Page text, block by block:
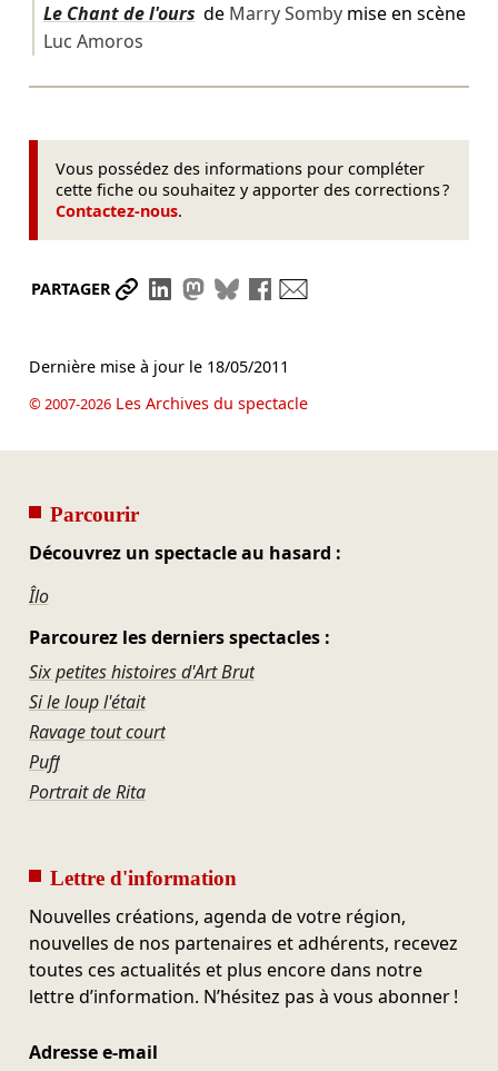
Le Chant de l'ours de Marry Sombymise en scène
Luc Amoros
Vous possédez des informations pour compléter
cette fiche ou souhaitez y apporter des corrections ?
Contactez-nous.
PARTAGER Partager le lien
Partager sur LinkedIn
Partager sur Mastodon
Partager sur Bluesky
Partager sur Facebook
Dernière mise à jour le 18/05/2011
© 2007-2026Les Archives du spectacle
Parcourir
Découvrez un spectacle au hasard :
Îlo
Parcourez les derniers spectacles :
Six petites histoires d'Art Brut
Si le loup l'était
Ravage tout court
Puff
Portrait de Rita
Lettre d'information
Nouvelles créations, agenda de votre région,
nouvelles de nos partenaires et adhérents, recevez
toutes ces actualités et plus encore dans notre
lettre d’information. N’hésitez pas à vous abonner !
Adresse e-mail